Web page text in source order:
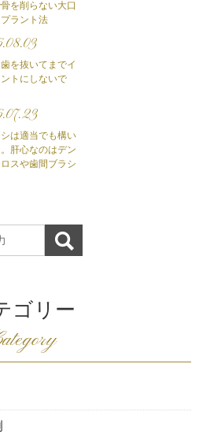
を削らない大口
ラント法
を抜いてまでイ
トにしないで
は適当でも構い
肝心なのはデン
スや歯間ブラシ
ゴリー